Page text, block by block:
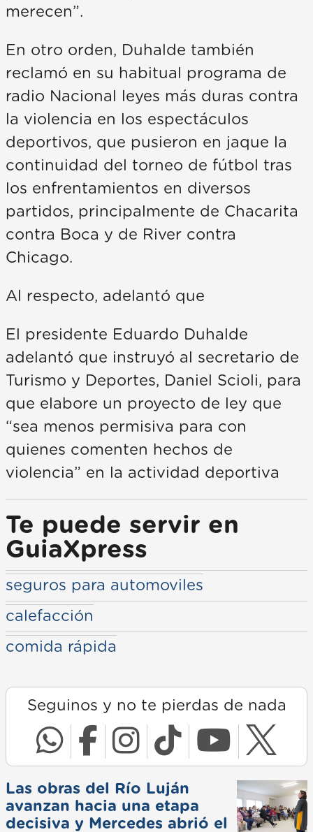
merecen”.
En otro orden, Duhalde también
reclamó en su habitual programa de
radio Nacional leyes más duras contra
la violencia en los espectáculos
deportivos, que pusieron en jaque la
continuidad del torneo de fútbol tras
los enfrentamientos en diversos
partidos, principalmente de Chacarita
contra Boca y de River contra
Chicago.
Al respecto, adelantó que
El presidente Eduardo Duhalde
adelantó que instruyó al secretario de
Turismo y Deportes, Daniel Scioli, para
que elabore un proyecto de ley que
“sea menos permisiva para con
quienes comenten hechos de
violencia” en la actividad deportiva
Te puede servir en
GuiaXpress
seguros para automoviles
calefacción
comida rápida
Seguinos y no te pierdas de nada
Las obras del Río Luján
avanzan hacia una etapa
decisiva y Mercedes abrió el